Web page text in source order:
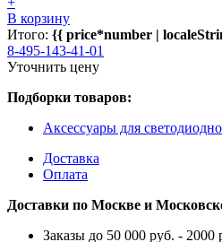
В корзину
Итого: {{ price*number |
8-495-143-41-01
Уточнить цену
Подборки товаров:
Аксессуары для
Доставка
Оплата
Доставки по Москве и
Заказы до 50 000 руб. -